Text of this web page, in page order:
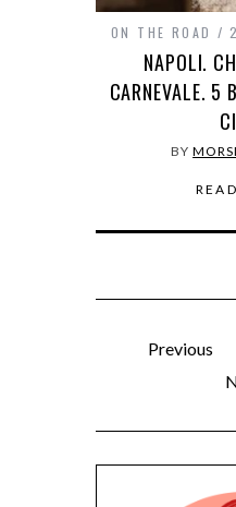
ON THE ROAD
NAPOLI.
CARNEVALE. 5
BY
Previous